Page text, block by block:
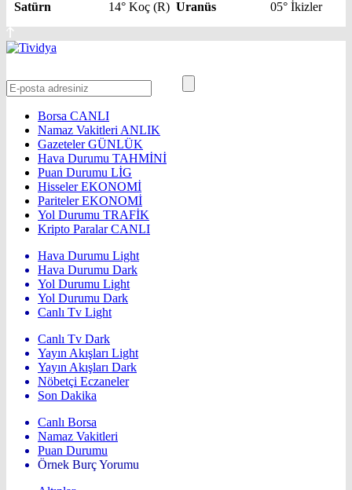
Satürn
14° Koç (R) Uranüs 05° İkizler
Borsa CANLI
Namaz Vakitleri ANLIK
GazetelerGÜNLÜK
Hava Durumu TAHMİNİ
Puan Durumu LİG
HisselerEKONOMİ
ParitelerEKONOMİ
Yol Durumu TRAFİK
Kripto ParalarCANLI
Hava Durumu Light
Hava Durumu Dark
Yol Durumu Light
Yol Durumu Dark
Canlı Tv Light
Canlı Tv Dark
Yayın Akışları Light
Yayın Akışları Dark
Nöbetçi Eczaneler
Son Dakika
Canlı Borsa
Namaz Vakitleri
Puan Durumu
Örnek Burç Yorumu